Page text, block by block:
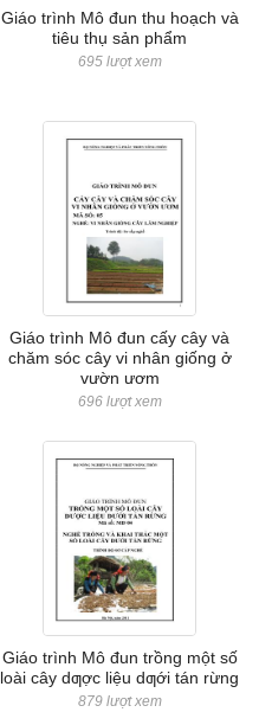
Giáo trình Mô đun thu hoạch và
tiêu thụ sản phẩm
695 lượt xem
Giáo trình Mô đun cấy cây và
chăm sóc cây vi nhân giống ở
vườn ươm
696 lượt xem
Giáo trình Mô đun trồng một số
loài cây dƣợc liệu dƣới tán rừng
879 lượt xem